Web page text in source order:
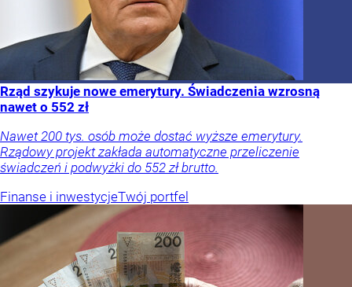
Rząd szykuje nowe emerytury. Świadczenia wzrosną
nawet o 552 zł
Nawet 200 tys. osób może dostać wyższe emerytury.
Rządowy projekt zakłada automatyczne przeliczenie
świadczeń i podwyżki do 552 zł brutto.
Finanse i inwestycjeTwój portfel